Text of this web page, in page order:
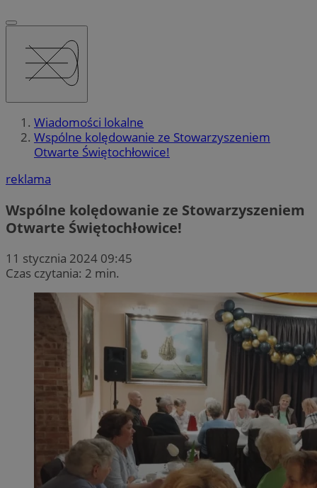
Wiadomości lokalne
Wspólne kolędowanie ze Stowarzyszeniem
Otwarte Świętochłowice!
reklama
Wspólne kolędowanie ze Stowarzyszeniem
Otwarte Świętochłowice!
11 stycznia 2024 09:45
Czas czytania: 2 min.